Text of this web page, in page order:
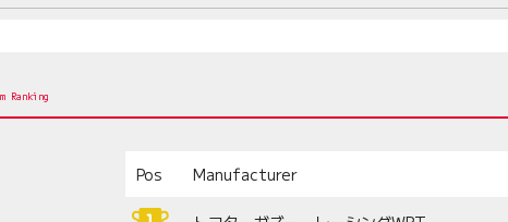
Ranking
Pos Manufacturer